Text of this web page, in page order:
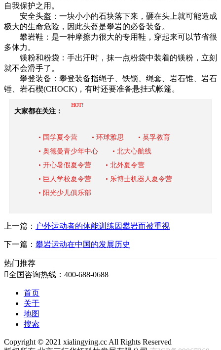
自我保护之用。
安全头盔：一块小小的石块落下来，砸在头上就可能造成
极大的生命危险，因此头盔是攀岩的必备装备。
攀岩鞋：是一种摩擦力很大的专用鞋，穿起来可以节省很
多体力。
镁粉和粉袋：手出汗时，抹一点粉袋中装着的镁粉，立刻
就不会滑手了。
攀登装备：攀登装备指绳子、铁锁、绳套、岩石锥、岩石
锤、岩石楔(CHOCK)，有时还要准备悬挂式帐篷。
大家都在关注：
HOT!
• 国学夏令营 • 环球雅思
• 英孚教育
• 奥德曼青少年中心
• 北大心航线
• 开心暑假夏令营
• 北外夏令营
• 巨人学校夏令营
• 乐博士机器人夏令营
• 阳光少儿俱乐部
上一篇： 户外运动者的体能训练因攀岩而被重视
下一篇： 攀岩运动在中国的发展历史
热门推荐
全国咨询热线：400-688-0688
首页
关于
地图
搜索
Copyright © 2021 xialingying.cc All Rights Reserved